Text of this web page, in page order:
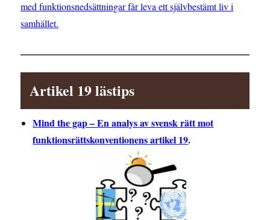
med funktionsnedsättningar får leva ett självbestämt liv i
samhället.
Artikel 19 lästips
Mind the gap – En analys av svensk rätt mot
funktionsrättskonventionens artikel 19.